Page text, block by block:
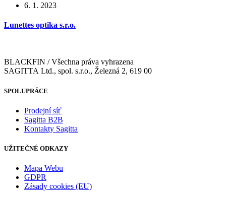
6. 1. 2023
Lunettes optika s.r.o.
BLACKFIN / Všechna práva vyhrazena
SAGITTA Ltd., spol. s.r.o., Železná 2, 619 00
SPOLUPRÁCE
Prodejní síť
Sagitta B2B
Kontakty Sagitta
UŽITEČNÉ ODKAZY
Mapa Webu
GDPR
Zásady cookies (EU)